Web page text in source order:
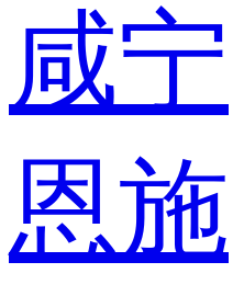
咸宁
恩施